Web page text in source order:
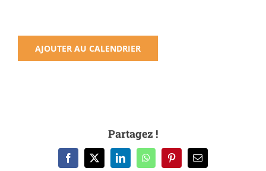
AJOUTER AU CALENDRIER
Partagez !
Facebook
X LinkedInWhatsAppPinterestEmail